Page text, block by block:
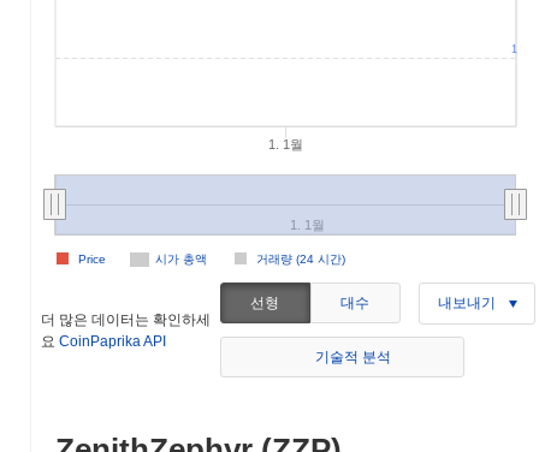
1. 1월
시가 총액 거래량 (24 시간)
Price
1. 1월
1
더 많은 데이터는 확인하세
요 CoinPaprika API
선형 대수 내보내기
기술적 분석